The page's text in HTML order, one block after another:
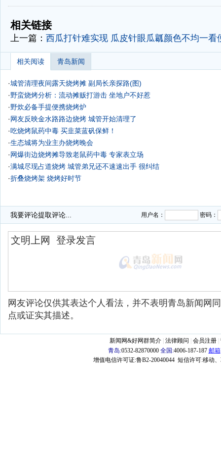
-
相关链接
上一篇： 西瓜打针难实现 瓜皮针眼瓜瓤颜色不均一看
相关阅读 青岛新闻
·城管清理夜间露天烧烤摊 副局长亲探路(图)
·野蛮烧烤分析：流动摊贩打游击 坐地户不好惹
·野炊必备手提便携烧烤炉
·网友反映金水路路边烧烤 城管开始清理了
·吃烧烤鼠药中毒 买韭菜蓝矾保鲜！
·生态城将为业主办烧烤晚会
·网爆街边烧烤摊导致老鼠药中毒 专家表立场
·满城尽现占道烧烤 城管弟兄还不速速出手 很纠结
·折叠烧烤架 烧烤好时节
我要评论提取评论... 用户名： 密码：
网友评论仅供其表达个人看法，并不表明青岛新闻网
点或证实其描述。